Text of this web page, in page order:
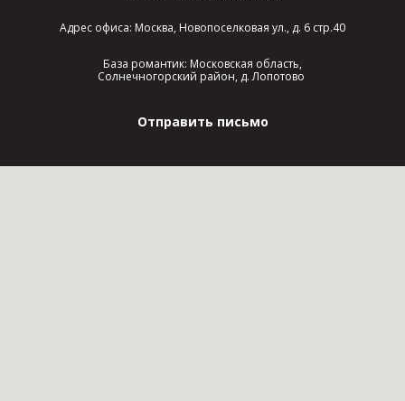
Адрес офиса: Москва, Новопоселковая ул., д. 6 стр.40
База романтик: Московская область,
Солнечногорский район, д. Лопотово
Отправить письмо